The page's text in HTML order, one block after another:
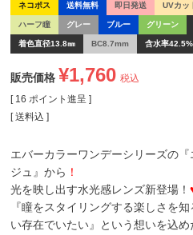
ネコポス 送料無料 即日発送 UVカッ
ハーフ瞳 グレー ブルー グリーン
着色直径13.8㎜ BC8.7mm 含水率42.5%
販売価格 ¥1,760 税込
[ 16 ポイント進呈 ]
送料込
エバーカラーワンデーシリーズの
ジュ』から ！
光を映し出す水光感レンズ新登場！
『瞳をスタイリングする楽しさを
い存在でいたい』という想いを込